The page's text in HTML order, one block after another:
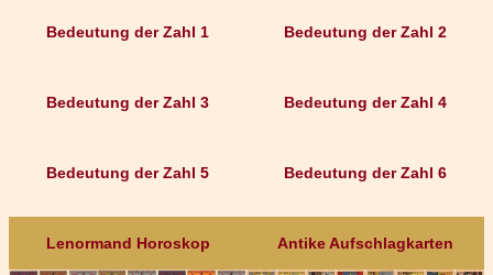
Bedeutung der Zahl 1
Bedeutung der Zahl 3
Bedeutung der Zahl 5
Bedeutung der Zahl 2
Bedeutung der Zahl 4
Bedeutung der Zahl 6
Lenormand Horoskop Antike Aufschlagkarten